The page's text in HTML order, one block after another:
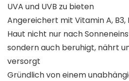
UVA und UVB zu bieten
Angereichert mit Vitamin A, B3,
Haut nicht nur nach
sondern auch beruhigt, nährt
versorgt
Gründlich von einem